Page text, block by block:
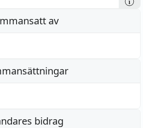
av
bidrag